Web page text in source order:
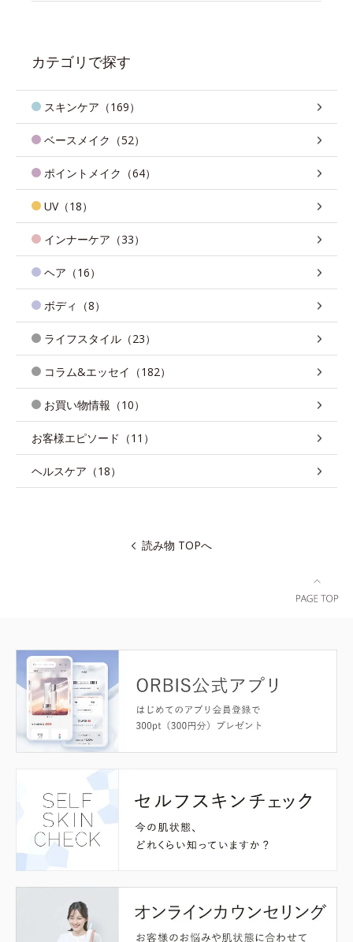
カテゴリで探す
スキンケア（169）
ベースメイク（52）
ポイントメイク（64）
UV（18）
インナーケア（33）
ヘア（16）
ボディ（8）
ライフスタイル（23）
コラム&エッセイ（182）
お買い物情報（10）
お客様エピソード（11）
ヘルスケア（18）
読み物 TOPへ